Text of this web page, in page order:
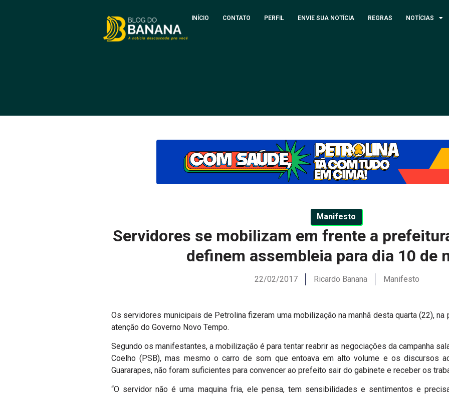
INÍCIO CONTATO PERFIL ENVIE SUA NOTÍCIA REGRAS NOTÍCIAS
Manifesto
Servidores se mobilizam em frente a
definem assembleia para dia 10 de
22/02/2017 Ricardo Banana Manifesto
Os servidores municipais de Petrolina fizeram uma mobilização na manhã desta quarta (22), na
atenção do Governo Novo Tempo.
Segundo os manifestantes, a mobilização é para tentar reabrir as negociações da campanha
Coelho (PSB), mas mesmo o carro de som que entoava em alto volume e os discursos
Guararapes, não foram suficientes para convencer ao prefeito sair do gabinete e receber os
“O servidor não é uma maquina fria, ele pensa, tem sensibilidades e sentimentos e